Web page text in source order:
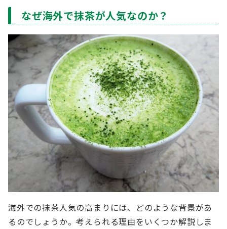
なぜ海外で抹茶が人気なのか？
海外での抹茶人気の高まりには、どのような背景があ
るのでしょうか。考えられる理由をいくつか解説しま